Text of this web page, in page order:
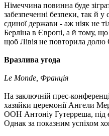
Німеччина повинна буде
забезпеченні безпеки, так й у
єдиної держави - аж ніяк не
Берліна в Європі, а й тому,
щоб Лівія не повторила долю
Вразлива угода
Le Monde, Франція
На заключній прес-
хазяйки церемонії Ангели
ООН Антоніу Гутерреша, під
Однак за показним успіхом